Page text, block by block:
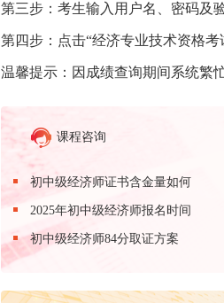
第三步：考生输入用户名、密码及
第四步：点击“经济专业技术资格考
温馨提示：因成绩查询期间系统繁
课程咨询
初中级经济师证书含金量如何
2025年初中级经济师报名时间
初中级经济师84分取证方案